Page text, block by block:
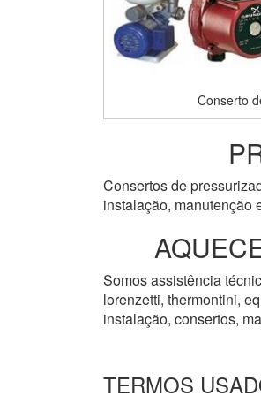
Conserto
Consertos de
instalação, manutenção
Somos assistência
lorenzetti, thermontini,
instalação, consertos,
TERMOS